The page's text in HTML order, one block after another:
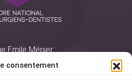
consentement
Emile Ménier
Cedex 16